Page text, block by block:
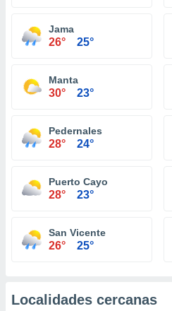
Jama
26° 25°
Manta
30° 23°
Pedernales
28° 24°
Puerto Cayo
28° 23°
San Vicente
26° 25°
Localidades cercanas